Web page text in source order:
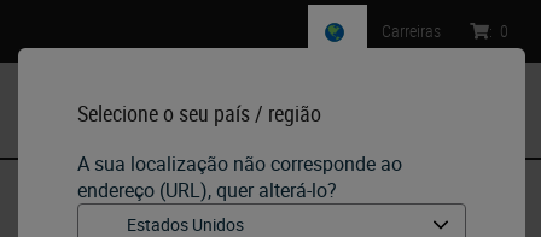
Selecione o seu país / região
A sua localização não corresponde ao
endereço (URL), quer alterá-lo?
Carreiras : 0
Histology Consumables